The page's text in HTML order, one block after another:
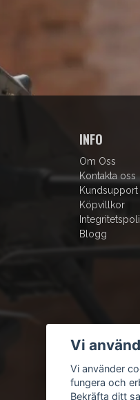
INFO
Om Oss
Kontakta oss
Kundsupport
Köpvillkor
Blogg
Vi
Vi använder
fungera och
Bekräfta ditt